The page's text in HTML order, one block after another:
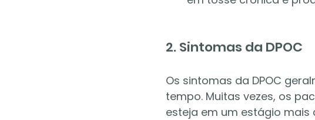
2. Sintomas da DPOC
Os sintomas da DPOC
tempo. Muitas vezes, os
esteja em um estágio mais